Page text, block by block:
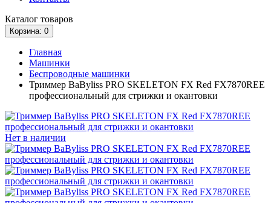
Каталог товаров
Корзина: 0
Главная
Машинки
Беспроводные машинки
Триммер BaByliss PRO SKELETON FX Red FX7870REE
профессиональный для стрижки и окантовки
Нет в наличии